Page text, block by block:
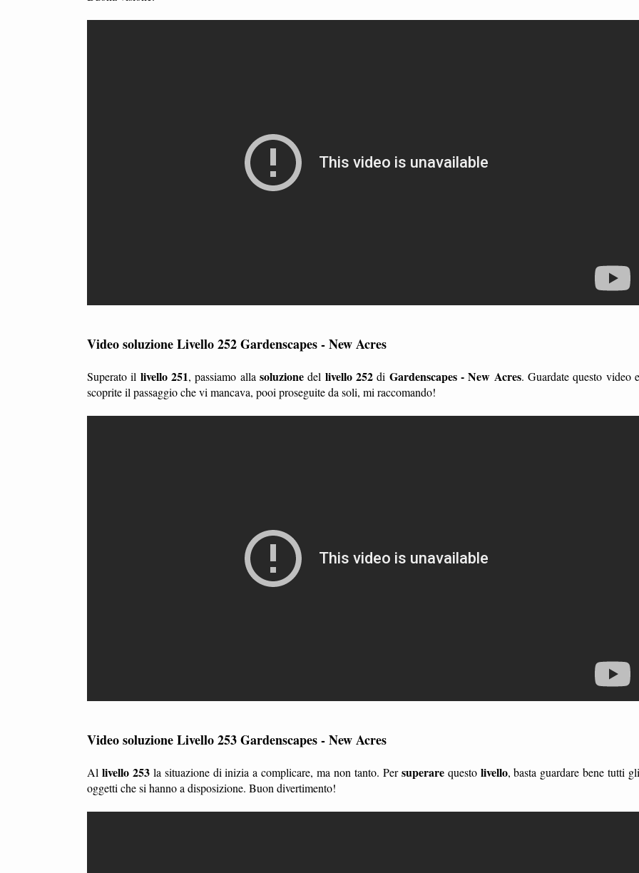
Video soluzione Livello 252 Gardenscapes - New Acres
Superato il livello 251, passiamo allasoluzione del livello 252 di Gardenscapes - New Acres. Guardate questo video
scoprite il passaggio che vi mancava, pooi proseguite da soli, mi raccomando!
Video soluzione Livello 253 Gardenscapes - New Acres
Al livello 253la situazione di inizia a complicare, ma non tanto. Persuperarequesto livello, basta guardare bene tutti
oggetti che si hanno a disposizione. Buon divertimento!